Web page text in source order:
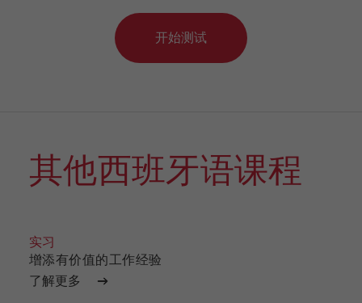
开始测试
其他西班牙语课程
实习
增添有价值的工作经验
了解更多